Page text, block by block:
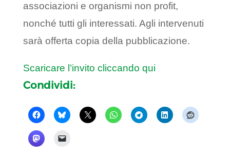
associazioni e organismi non profit,
nonché tutti gli interessati. Agli intervenuti
sarà offerta copia della pubblicazione.
Scaricare l’invito cliccando qui
Condividi: